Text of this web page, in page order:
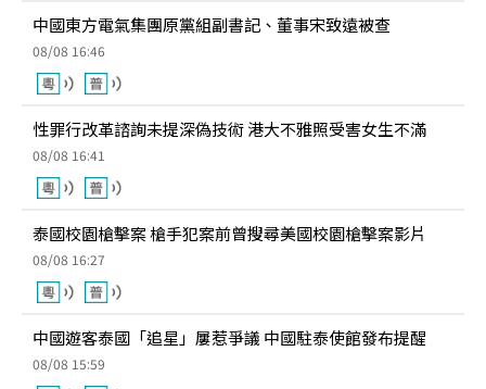
中國東方電氣集團原黨組副書記、董事宋致遠被查
08/08 16:46
性罪行改革諮詢未提深偽技術 港大不雅照受害女生不滿
08/08 16:41
泰國校園槍擊案 槍手犯案前曾搜尋美國校園槍擊案影片
08/08 16:27
中國遊客泰國「追星」屢惹爭議 中國駐泰使館發布提醒
08/08 15:59